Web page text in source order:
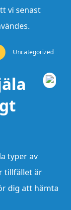
vi senast
Uncategorized
typer av
tillfället är
dig att hämta